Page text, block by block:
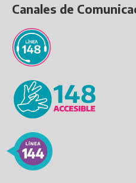
Canales de